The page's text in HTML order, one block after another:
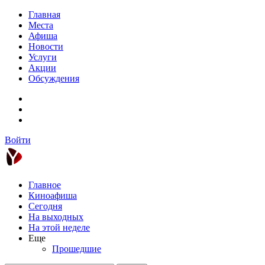
Главная
Места
Афиша
Новости
Услуги
Акции
Обсуждения
Войти
Главное
Киноафиша
Сегодня
На выходных
На этой неделе
Еще
Прошедшие